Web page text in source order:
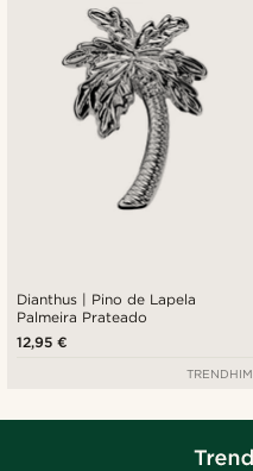
Dianthus | Pino de Lapela
Palmeira Prateado
12,95 €
TRENDHIM